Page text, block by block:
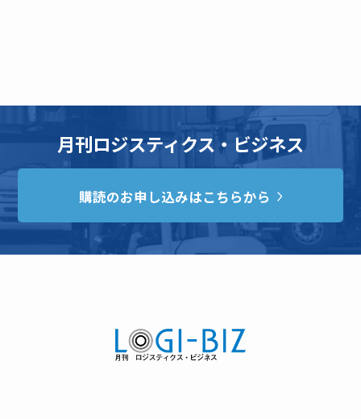
月刊ロジスティクス・ビジネス
購読のお申し込みはこちらから